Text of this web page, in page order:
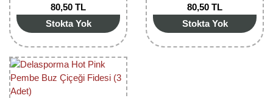
80,50 TL
Stokta Yok
80,50 TL
Stokta Yok
Keçiboynuzu Fidanı
Kestane Fidanı
Kiraz Fidanı
Kivi Fidanı